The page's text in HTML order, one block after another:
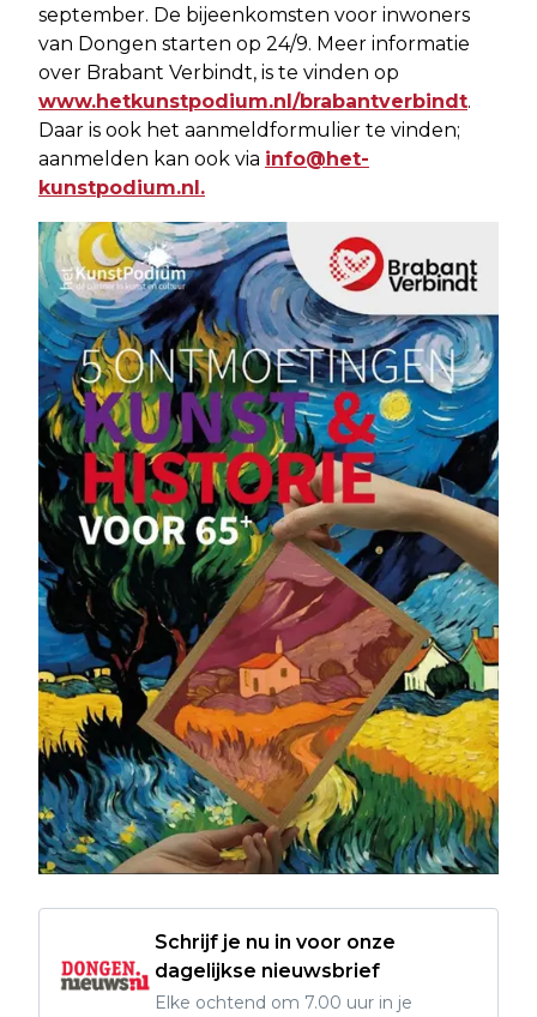
september. De bijeenkomsten voor inwoners
van Dongen starten op 24/9. Meer informatie
over Brabant Verbindt, is te vinden op
www.hetkunstpodium.nl/brabantverbindt.
Daar is ook het aanmeldformulier te vinden;
aanmelden kan ook via info@het-
kunstpodium.nl .
Schrijf je nu in voor onze
dagelijkse nieuwsbrief
Elke ochtend om 7.00 uur in je